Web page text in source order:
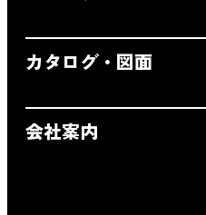
カタログ・図面
会社案内